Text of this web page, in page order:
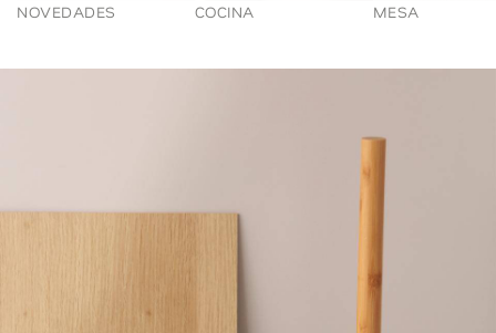
NOVEDADES COCINA MESA